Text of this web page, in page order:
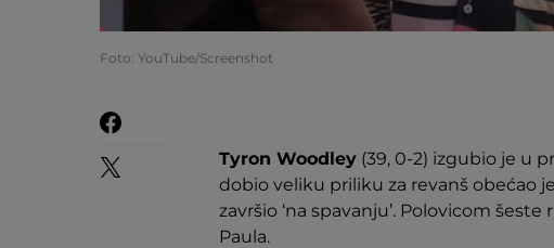
Foto: YouTube/Screenshot
Tyron Woodley (39, 0-2) izgubio je u
dobio veliku priliku za revanš obećao
završio ‘na spavanju’. Polovicom
Paula.